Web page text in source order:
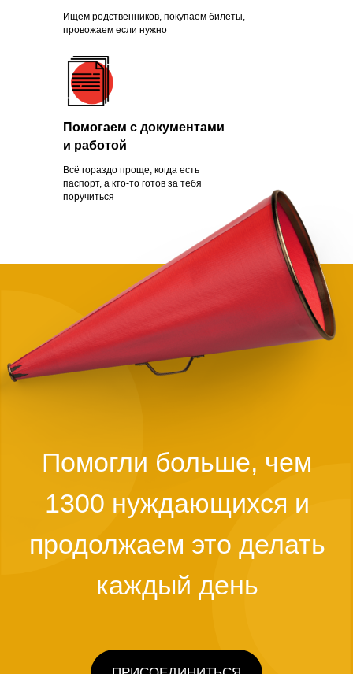
Ищем родственников, покупаем билеты,
провожаем если нужно
Всё гораздо проще, когда есть
паспорт, а кто-то готов за тебя
поручиться
Помогаем с документами
и работой
нуждающимся
Чаще всего это люди, которых
обманули с квартирой, ограбили
на вокзале, выгнали с работы из-
за здоровья или вовремя не дали
нужной поддержки. Постепенно
человек опускает руки.
Становится проще сдаться, чем
говорит статистика, на это нужно
всего полгода. Мы в силах помочь
нуждающимся, просто нужно